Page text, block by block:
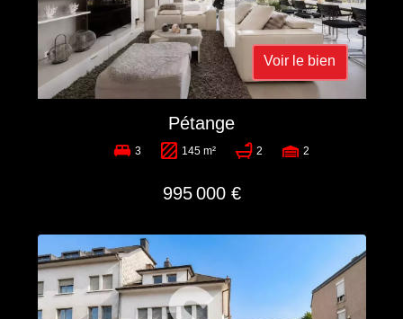
Voir le bien
Pétange
3 145 m² 2 2
995 000 €